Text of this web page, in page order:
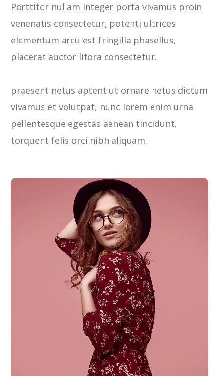
Porttitor nullam integer porta vivamus proin
venenatis consectetur, potenti ultrices
elementum arcu est fringilla phasellus,
placerat auctor litora consectetur.
praesent netus aptent ut ornare netus dictum
vivamus et volutpat, nunc lorem enim urna
pellentesque egestas aenean tincidunt,
torquent felis orci nibh aliquam.